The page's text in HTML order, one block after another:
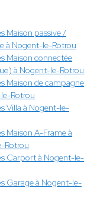
Maison passive /
à Nogent-le-Rotrou
Maison connectée
à Nogent-le-Rotrou
Maison de campagne
Rotrou
Villa à Nogent-le-
Maison A-Frame à
Rotrou
Carport à Nogent-le-
Garage à Nogent-le-